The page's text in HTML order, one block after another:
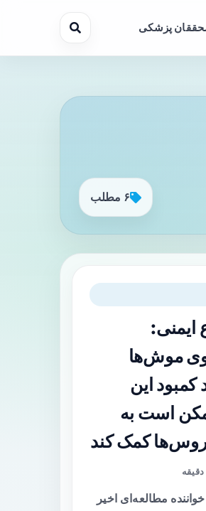
پزشکی
۶ مطلب
ایمنی:
موش‌ها
این
است به
کمک کند
مطالعه‌ای اخیر